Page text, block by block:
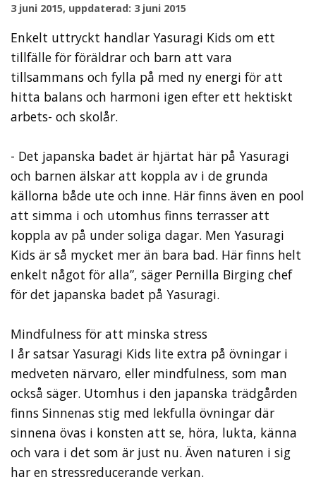
3 juni 2015, uppdaterad: 3 juni 2015
Enkelt uttryckt handlar Yasuragi Kids om ett
tillfälle för föräldrar och barn att vara
tillsammans och fylla på med ny energi för att
hitta balans och harmoni igen efter ett hektiskt
arbets- och skolår.
- Det japanska badet är hjärtat här på Yasuragi
och barnen älskar att koppla av i de grunda
källorna både ute och inne. Här finns även en pool
att simma i och utomhus finns terrasser att
koppla av på under soliga dagar. Men Yasuragi
Kids är så mycket mer än bara bad. Här finns helt
enkelt något för alla”, säger Pernilla Birging chef
för det japanska badet på Yasuragi.
Mindfulness för att minska stress
I år satsar Yasuragi Kids lite extra på övningar i
medveten närvaro, eller mindfulness, som man
också säger. Utomhus i den japanska trädgården
finns Sinnenas stig med lekfulla övningar där
sinnena övas i konsten att se, höra, lukta, känna
och vara i det som är just nu. Även naturen i sig
har en stressreducerande verkan.